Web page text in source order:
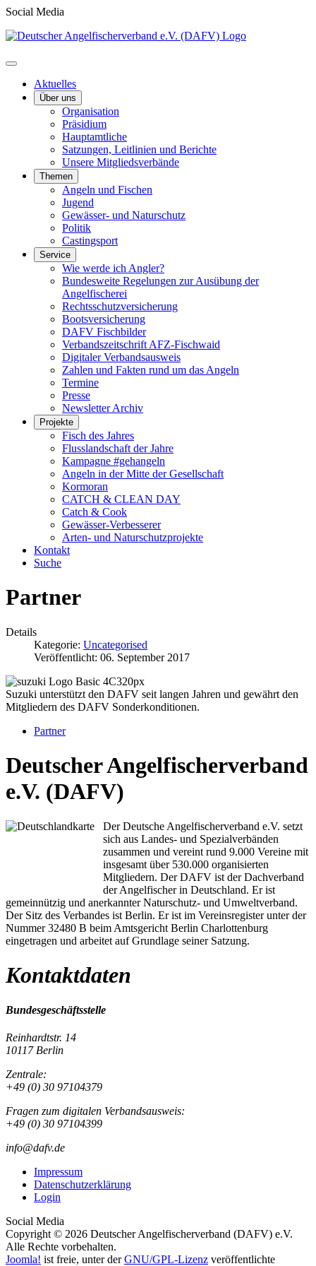
Social Media
Aktuelles
Über uns
Organisation
Präsidium
Hauptamtliche
Satzungen, Leitlinien und Berichte
Unsere Mitgliedsverbände
Themen
Angeln und Fischen
Jugend
Gewässer- und Naturschutz
Politik
Castingsport
Service
Wie werde ich Angler?
Bundesweite Regelungen zur Ausübung der
Angelfischerei
Rechtsschutzversicherung
Bootsversicherung
DAFV Fischbilder
Verbandszeitschrift AFZ-Fischwaid
Digitaler Verbandsausweis
Zahlen und Fakten rund um das Angeln
Termine
Presse
Newsletter Archiv
Projekte
Fisch des Jahres
Flusslandschaft der Jahre
Kampagne #gehangeln
Angeln in der Mitte der Gesellschaft
Kormoran
CATCH & CLEAN DAY
Catch & Cook
Gewässer-Verbesserer
Arten- und Naturschutzprojekte
Kontakt
Suche
Partner
Details
Kategorie: Uncategorised
Veröffentlicht: 06. September 2017
Suzuki unterstützt den DAFV seit langen Jahren und gewährt den
Mitgliedern des DAFV Sonderkonditionen.
Partner
Deutscher Angelfischerverband
e.V. (DAFV)
Der Deutsche Angelfischerverband e.V. setzt
sich aus Landes- und Spezialverbänden
zusammen und vereint rund 9.000 Vereine mit
insgesamt über 530.000 organisierten
Mitgliedern. Der DAFV ist der Dachverband
der Angelfischer in Deutschland. Er ist
gemeinnützig und anerkannter Naturschutz- und Umweltverband.
Der Sitz des Verbandes ist Berlin. Er ist im Vereinsregister unter der
Nummer 32480 B beim Amtsgericht Berlin Charlottenburg
eingetragen und arbeitet auf Grundlage seiner Satzung.
Kontaktdaten
Bundesgeschäftsstelle
Reinhardtstr. 14
10117 Berlin
Zentrale:
+49 (0) 30 97104379
Fragen zum digitalen Verbandsausweis:
+49 (0) 30 97104399
info@dafv.de
Impressum
Datenschutzerklärung
Login
Social Media
Copyright © 2026 Deutscher Angelfischerverband (DAFV) e.V.
Alle Rechte vorbehalten.
Joomla! ist freie, unter derGNU/GPL-Lizenz veröffentlichte